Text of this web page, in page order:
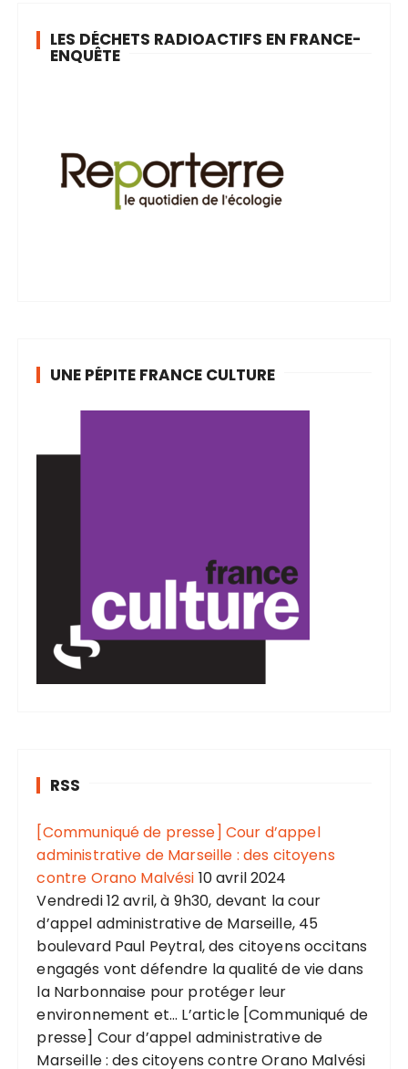
LES DÉCHETS RADIOACTIFS EN FRANCE-
ENQUÊTE
UNE PÉPITE FRANCE CULTURE
RSS
[Communiqué de presse] Cour d’appel
administrative de Marseille : des citoyens
contre Orano Malvési 10 avril 2024
Vendredi 12 avril, à 9h30, devant la cour
d’appel administrative de Marseille, 45
boulevard Paul Peytral, des citoyens occitans
engagés vont défendre la qualité de vie dans
la Narbonnaise pour protéger leur
environnement et... L’article [Communiqué de
presse] Cour d’appel administrative de
Marseille : des citoyens contre Orano Malvési